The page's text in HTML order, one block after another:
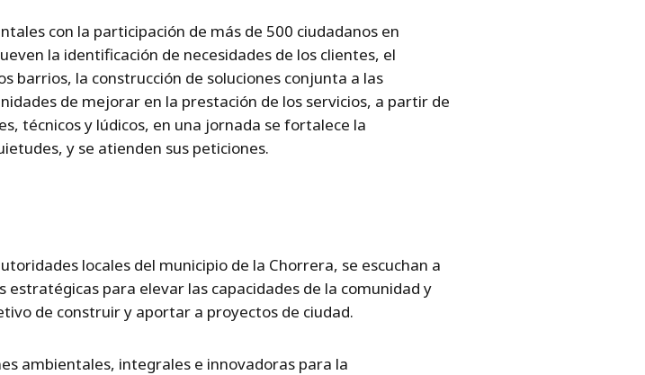
con la participación de más de 500 ciudadanos en
la identificación de necesidades de los clientes, el
barrios, la construcción de soluciones conjunta a las
de mejorar en la prestación de los servicios, a partir de
técnicos y lúdicos, en una jornada se fortalece la
y se atienden sus peticiones.
locales del municipio de la Chorrera, se escuchan a
para elevar las capacidades de la comunidad y
de construir y aportar a proyectos de ciudad.
ambientales, integrales e innovadoras para la